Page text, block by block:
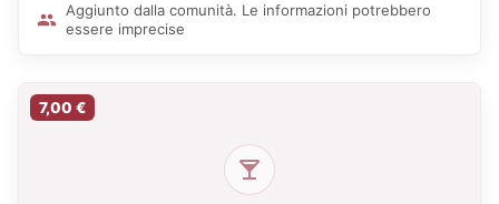
Aggiunto dalla comunità. Le informazioni potrebbero
essere imprecise
7,00 €